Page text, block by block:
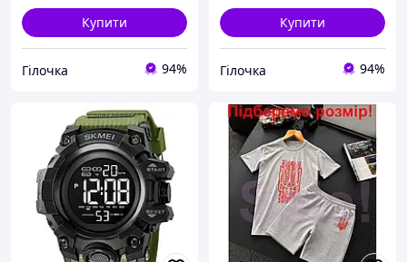
Купити
Гілочка 94%
Купити
Гілочка 94%